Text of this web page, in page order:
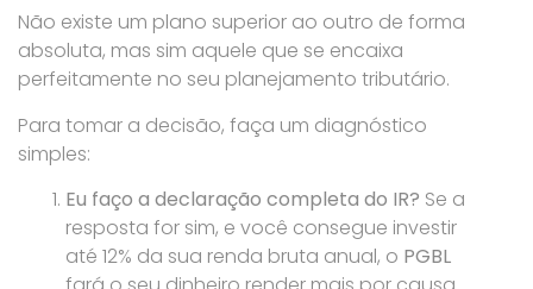
Não existe um plano superior ao outro de forma
absoluta, mas sim aquele que se encaixa
perfeitamente no seu planejamento tributário.
Para tomar a decisão, faça um diagnóstico
simples:
Eu faço a declaração completa do IR? Se a
resposta for sim, e você consegue investir
até 12% da sua renda bruta anual, o PGBL